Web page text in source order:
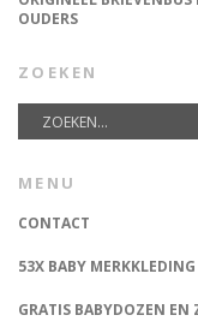
OUDERS
ZOEKEN
MENU
CONTACT
53X BABY
GRATIS BABYDOZEN EN